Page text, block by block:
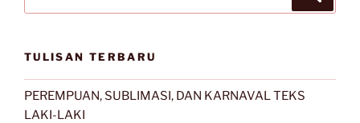
TULISAN TERBARU
PEREMPUAN, SUBLIMASI, DAN KARNAVAL TEKS
LAKI-LAKI